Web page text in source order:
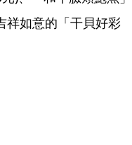
祥如意的「干貝好彩